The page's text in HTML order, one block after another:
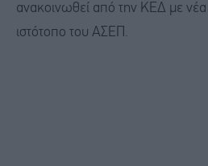
ανακοινωθεί από την ΚΕΔ με
ιστότοπο του ΑΣΕΠ.